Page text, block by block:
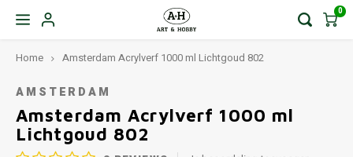
0
Home Amsterdam Acrylverf 1000 ml Lichtgoud 802
AMSTERDAM
Amsterdam Acrylverf 1000 ml
Lichtgoud 802